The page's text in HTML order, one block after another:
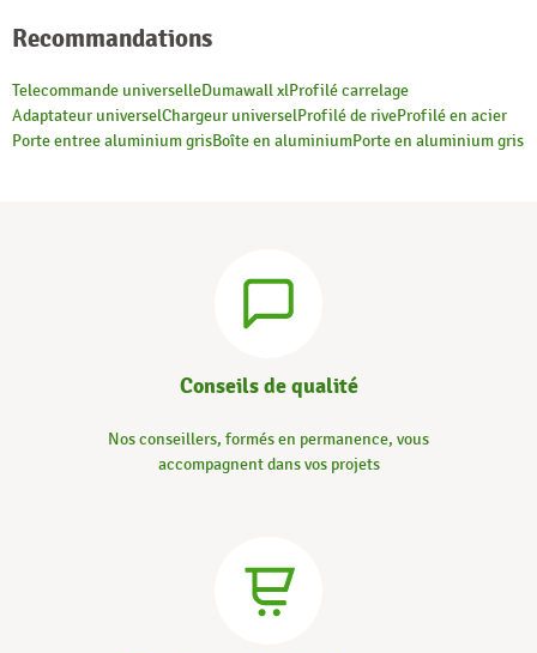
Recommandations
Telecommande universelleDumawall xlProfilé carrelage
Adaptateur universelChargeur universelProfilé de riveProfilé en acier
Porte entree aluminium grisBoîte en aluminiumPorte en aluminium gris
Conseils de qualité
Nos conseillers, formés en permanence, vous
accompagnent dans vos projets